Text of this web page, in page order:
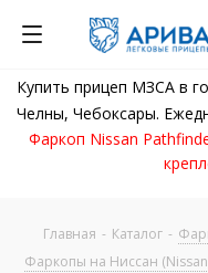
Купить прицеп МЗСА в
Челны, Чебоксары.
Фаркоп Nissan
Главная - Каталог -
Фаркопы на Ниссан